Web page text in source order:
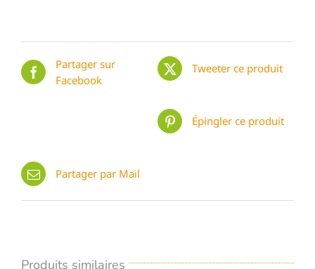
Partager sur
Facebook
Tweeter ce produit
Épingler ce produit
Partager par Mail
Produits similaires